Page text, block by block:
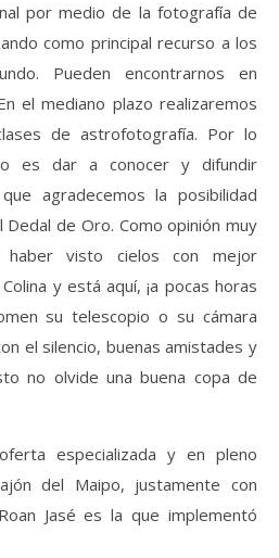
por medio de la fotografía de
como principal recurso a los
Pueden encontrarnos en
el mediano plazo realizaremos
de astrofotografía. Por lo
es dar a conocer y difundir
agradecemos la posibilidad
de Oro. Como opinión muy
haber visto cielos con mejor
y está aquí, ¡a pocas horas
su telescopio o su cámara
el silencio, buenas amistades y
no olvide una buena copa de
especializada y en pleno
del Maipo, justamente con
Jasé es la que implementó